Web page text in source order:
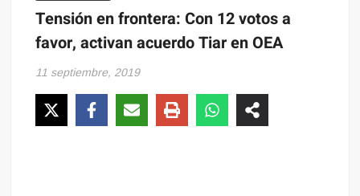
Tensión en frontera: Con 12 votos a
favor, activan acuerdo Tiar en OEA
11 septiembre, 2019